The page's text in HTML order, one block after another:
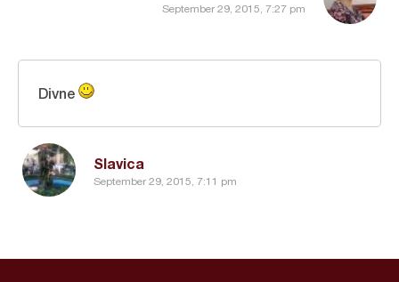
September 29, 2015, 7:27 pm
Slavica
September 29, 2015, 7:11 pm
Divne